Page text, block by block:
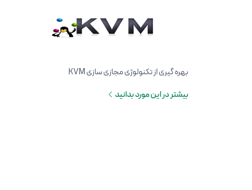
بهره گیری از تکنولوژی مجازی سازی KVM
بیشتر در این مورد بدانید